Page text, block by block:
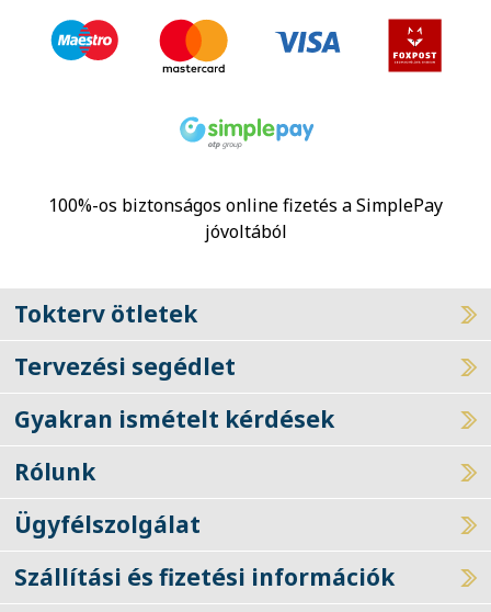
100%-os biztonságos online fizetés a SimplePay
jóvoltából
Tokterv ötletek
Tervezési segédlet
Gyakran ismételt kérdések
Rólunk
Ügyfélszolgálat
Szállítási és fizetési információk